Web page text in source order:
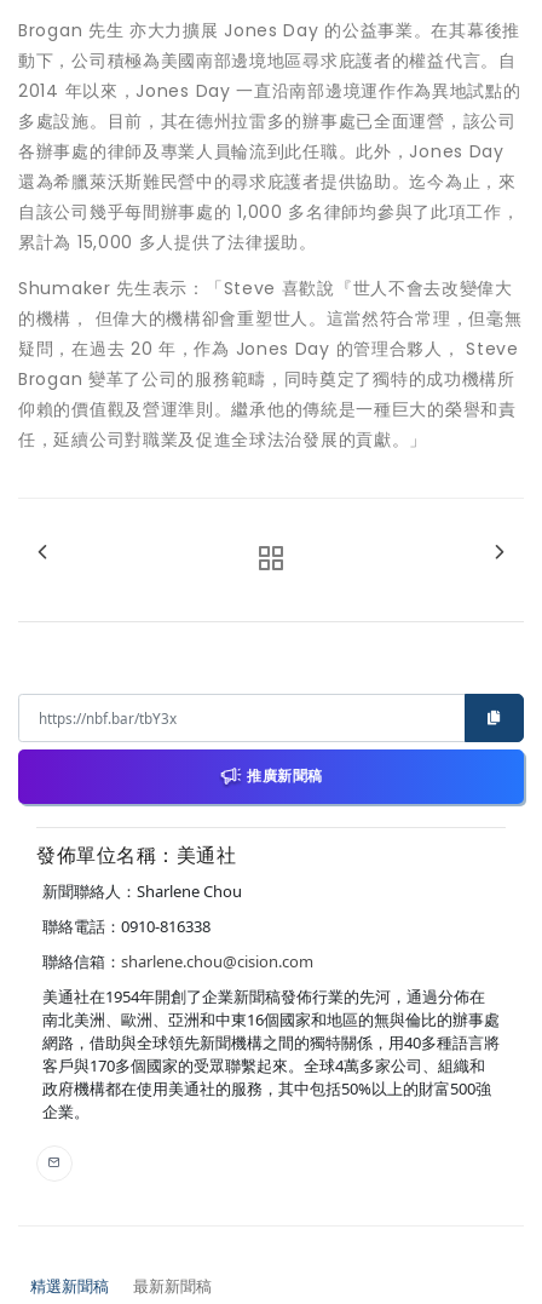
Brogan 先生 亦大力擴展 Jones Day 的公益事業。在其幕後推
動下，公司積極為美國南部邊境地區尋求庇護者的權益代言。自
2014 年以來， Jones Day 一直沿南部邊境運作作為異地試點的
多處設施。目前，其在德州拉雷多的辦事處已全面運營，該公司
各辦事處的律師及專業人員輪流到此任職。此外， Jones Day
還為希臘萊沃斯難民營中的尋求庇護者提供協助。迄今為止，來
自該公司幾乎每間辦事處的 1,000 多名律師均參與了此項工作，
累計為 15,000 多人提供了法律援助。
Shumaker 先生表示：「Steve 喜歡說『世人不會去改變偉大
的機構， 但偉大的機構卻會重塑世人。這當然符合常理，但毫無
疑問，在過去 20年，作為 Jones Day 的管理合夥人， Steve
Brogan 變革了公司的服務範疇，同時奠定了獨特的成功機構所
仰賴的價值觀及營運準則。繼承他的傳統是一種巨大的榮譽和責
任，延續公司對職業及促進全球法治發展的貢獻。」
推廣新聞稿
發佈單位名稱：美通社
新聞聯絡人：Sharlene Chou
聯絡電話：0910-816338
聯絡信箱： sharlene.chou@cision.com
美通社在1954年開創了企業新聞稿發佈行業的先河，通過分佈在
南北美洲、歐洲、亞洲和中東16個國家和地區的無與倫比的辦事處
網路，借助與全球領先新聞機構之間的獨特關係，用40多種語言將
客戶與170多個國家的受眾聯繫起來。全球4萬多家公司、組織和
政府機構都在使用美通社的服務，其中包括50%以上的財富500強
企業。
精選新聞稿 最新新聞稿